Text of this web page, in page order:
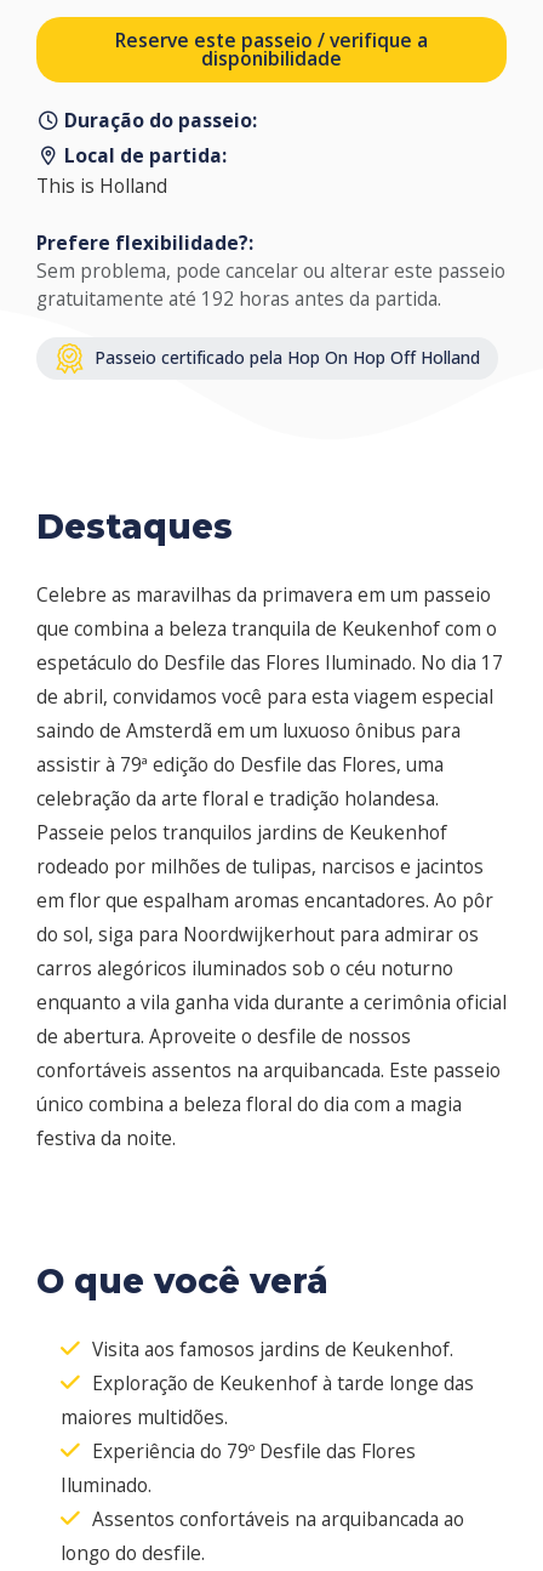
Reserve este passeio / verifique a
disponibilidade
Duração do passeio:
Local de partida:
This is Holland
Prefere flexibilidade?:
Sem problema, pode cancelar ou alterar este passeio
gratuitamente até 192 horas antes da partida.
Passeio certificado pela Hop On Hop Off Holland
Destaques
Celebre as maravilhas da primavera em um passeio
que combina a beleza tranquila de Keukenhof com o
espetáculo do Desfile das Flores Iluminado. No dia 17
de abril, convidamos você para esta viagem especial
saindo de Amsterdã em um luxuoso ônibus para
assistir à 79ª edição do Desfile das Flores, uma
celebração da arte floral e tradição holandesa.
Passeie pelos tranquilos jardins de Keukenhof
rodeado por milhões de tulipas, narcisos e jacintos
em flor que espalham aromas encantadores. Ao pôr
do sol, siga para Noordwijkerhout para admirar os
carros alegóricos iluminados sob o céu noturno
enquanto a vila ganha vida durante a cerimônia oficial
de abertura. Aproveite o desfile de nossos
confortáveis assentos na arquibancada. Este passeio
único combina a beleza floral do dia com a magia
festiva da noite.
O que você verá
Visita aos famosos jardins de Keukenhof.
Exploração de Keukenhof à tarde longe das
maiores multidões.
Experiência do 79º Desfile das Flores
Iluminado.
Assentos confortáveis na arquibancada ao
longo do desfile.